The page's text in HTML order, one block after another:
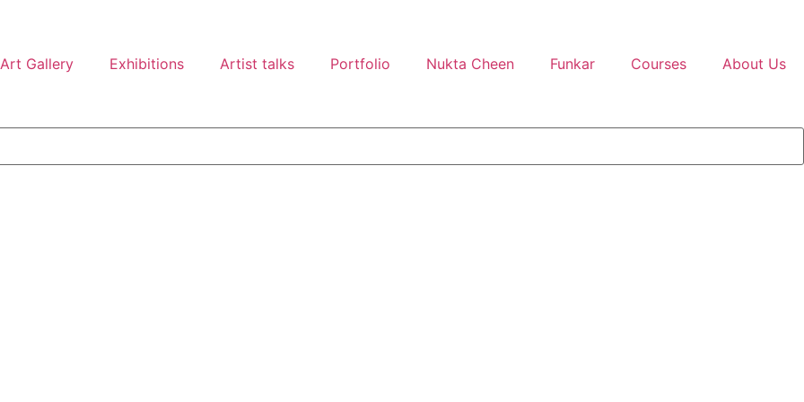
Art Gallery Exhibitions Artist talks Portfolio Nukta Cheen Funkar Courses About Us